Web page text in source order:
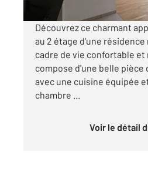
Découvrez ce charmant
au 2 étage d'une
cadre de vie confortable et
compose d'une belle pièce
avec une cuisine équipée
chambre ...
Voir le détail